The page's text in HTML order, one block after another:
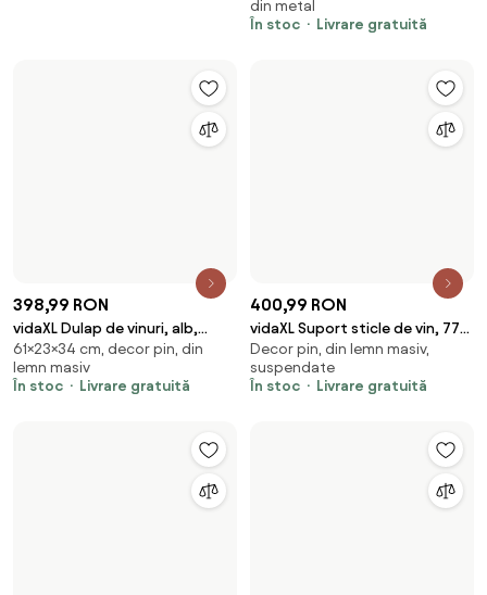
400,99 RON
vidaXL Suport sticle de vin, 77
40x30x80 cm, lemn masiv de
acacia
80×40×30 cm, din lemn masiv,
În stoc
Livrare gratuită
x 35 x 27,5 cm Lemn de mango
solid
27,5×46×35 cm, din lemn masiv, -
În stoc
Livrare gratuită
vidaXL Bar tip glob pământesc